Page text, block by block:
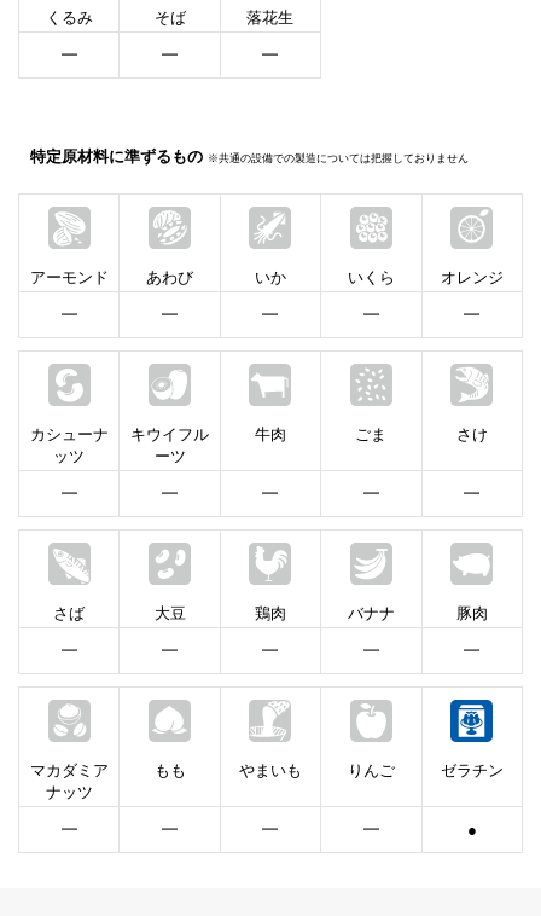
くるみ
━
そば
━
落花生
━
特定原材料に準ずるもの ※共通の設備での製造については把握しておりません
アーモンド
━
あわび
━
いか
━
いくら
━
オレンジ
━
カシューナ
ッツ
━
キウイフル
ーツ
━
牛肉
━
ごま
━
さけ
━
さば
━
大豆
━
鶏肉
━
バナナ
━
豚肉
━
マカダミア
ナッツ
━
もも
━
やまいも
━
りんご
━
ゼラチン
●